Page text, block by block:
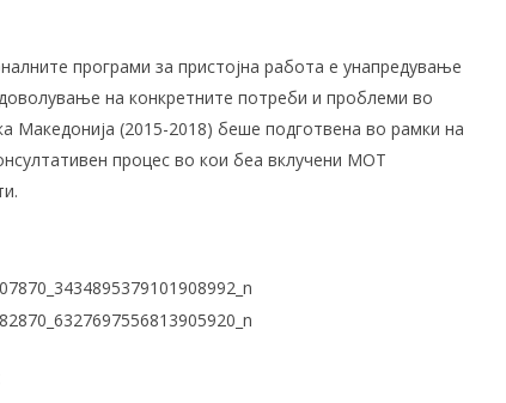
програми за пристојна работа е унапредување
на конкретните потреби и проблеми во
Македонија (2015-2018) беше подготвена во рамки на
процес во кои беа вклучени МОТ